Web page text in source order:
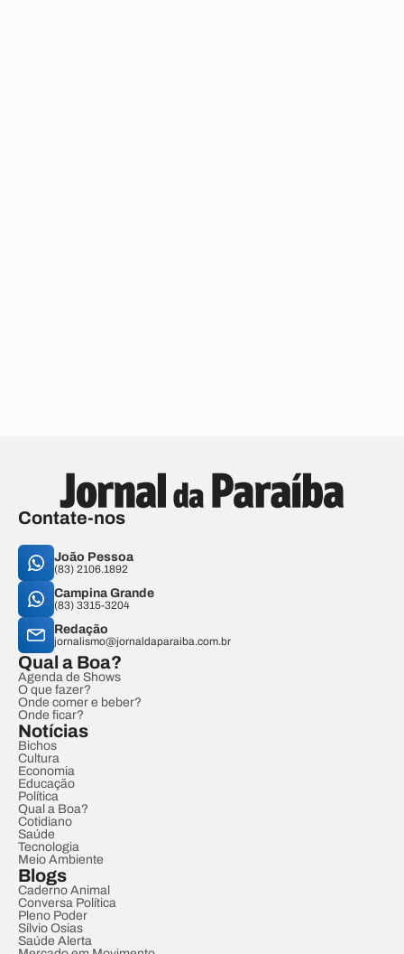
Contate-nos
João Pessoa
(83) 2106.1892
Campina Grande
(83) 3315-3204
Redação
jornalismo@jornaldaparaiba.com.br
Qual a Boa?
Agenda de Shows
O que fazer?
Onde comer e beber?
Onde ficar?
Notícias
Bichos
Cultura
Economia
Educação
Política
Qual a Boa?
Cotidiano
Saúde
Tecnologia
Meio Ambiente
Blogs
Caderno Animal
Conversa Política
Pleno Poder
Sílvio Osias
Saúde Alerta